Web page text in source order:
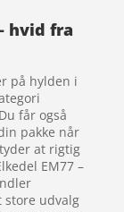
hvid fra
på hylden i
får også
pakke når
at rigtig
EM77 –
store udvalg